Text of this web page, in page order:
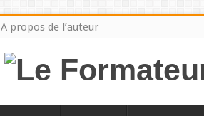
A propos de l’auteur